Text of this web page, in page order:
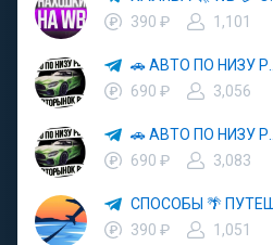
390 ₽
1,101
690 ₽
3,056
690 ₽
3,083
390 ₽
1,051